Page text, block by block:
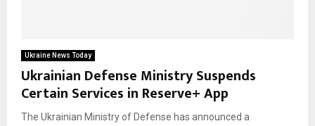
Ukraine News Today
Ukrainian Defense Ministry Suspends
Certain Services in Reserve+ App
The Ukrainian Ministry of Defense has announced a